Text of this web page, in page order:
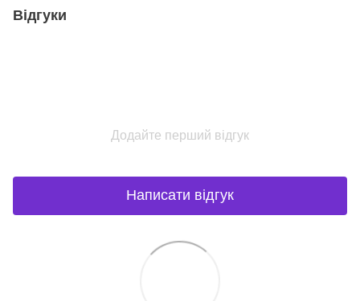
Відгуки
Додайте перший відгук
Написати відгук